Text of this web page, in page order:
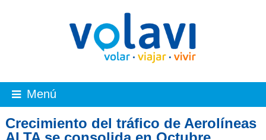
Menú
Crecimiento del tráfico de Aerolíneas